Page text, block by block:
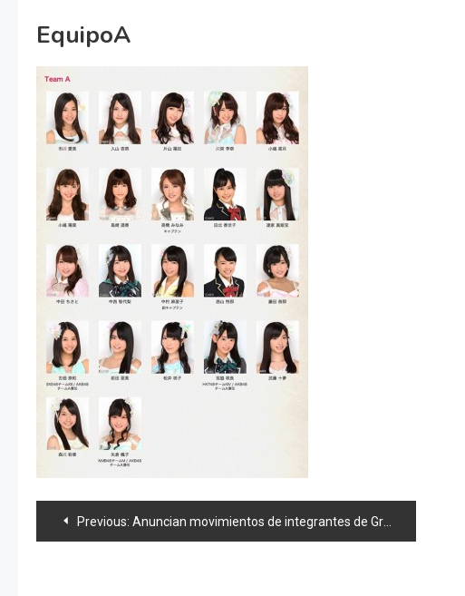
EquipoA
Navegación
Previous: Anuncian movimientos de integrantes de Grupos 48-Nogizaka46